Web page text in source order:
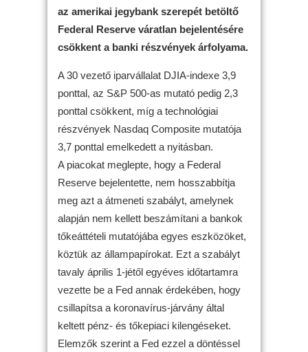
az amerikai jegybank szerepét betöltő
Federal Reserve váratlan bejelentésére
csökkent a banki részvények árfolyama.
A 30 vezető iparvállalat DJIA-indexe 3,9
ponttal, az S&P 500-as mutató pedig 2,3
ponttal csökkent, míg a technológiai
részvények Nasdaq Composite mutatója
3,7 ponttal emelkedett a nyitásban.
A piacokat meglepte, hogy a Federal
Reserve bejelentette, nem hosszabbítja
meg azt a átmeneti szabályt, amelynek
alapján nem kellett beszámítani a bankok
tőkeáttételi mutatójába egyes eszközöket,
köztük az állampapírokat. Ezt a szabályt
tavaly április 1-jétől egyéves időtartamra
vezette be a Fed annak érdekében, hogy
csillapítsa a koronavírus-járvány által
keltett pénz- és tőkepiaci kilengéseket.
Elemzők szerint a Fed ezzel a döntéssel